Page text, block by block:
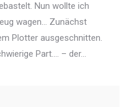
Nun wollte ich
wagen… Zunächst
Plotter ausgeschnitten.
Part…. – der…